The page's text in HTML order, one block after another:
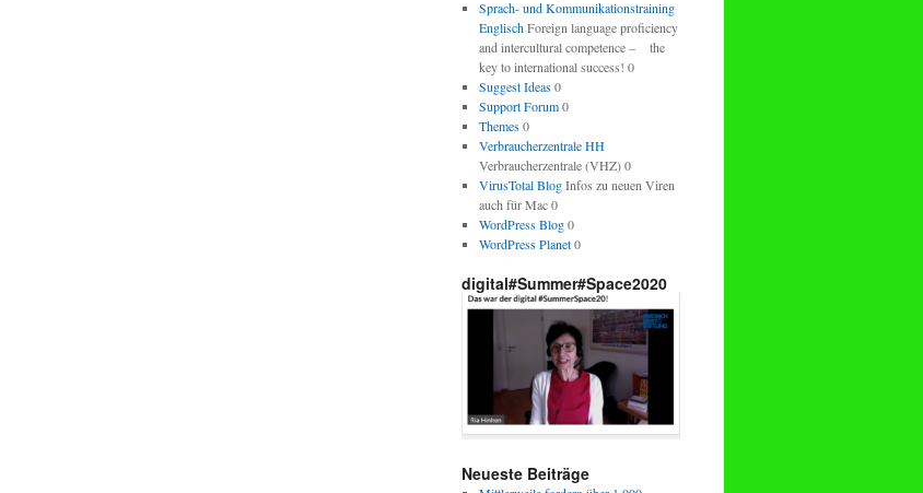
Sprach- und Kommunikationstraining
EnglischForeign language proficiency
and intercultural competence – the
key to international success! 0
Suggest Ideas0
Support Forum0
Themes0
Verbraucherzentrale HH
Verbraucherzentrale (VHZ) 0
VirusTotal BlogInfos zu neuen Viren
auch für Mac 0
WordPress Blog0
WordPress Planet0
digital#Summer#Space2020
Neueste Beiträge